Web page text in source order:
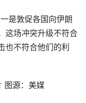
是敦促各国向伊朗
这场冲突升级不符合
也不符合他们的利
图源：美媒